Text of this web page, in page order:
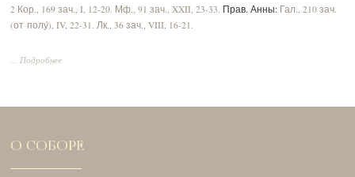
2 Кор., 169 зач., I, 12-20. Мф., 91 зач., XXII, 23-33. Прав. Анны: Гал., 210 зач.
(от полу́), IV, 22-31. Лк., 36 зач., VIII, 16-21.
... Подробнее
О СОБОРЕ